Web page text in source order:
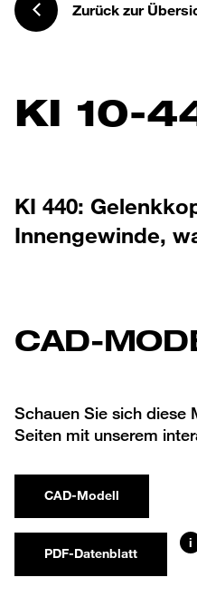
Zurück zur
KI 10-
KI 440:
Innengewinde,
CAD-
Schauen Sie sich diese
Seiten mit unserem
CAD-Modell
PDF-Datenblatt
i